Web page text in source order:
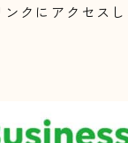
クにアクセス